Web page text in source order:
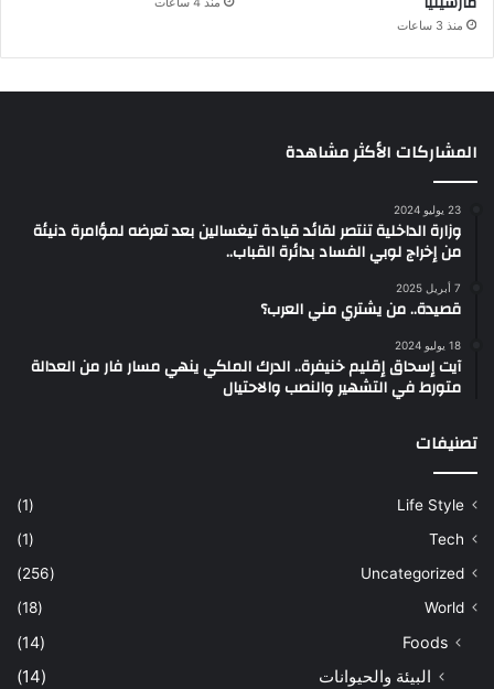
منذ 3 ساعات
المشاركات الأكثر مشاهدة
23 يوليو 2024
وزارة الداخلية تنتصر لقائد قيادة تيغسالين بعد تعرضه لمؤامرة دنيئة
من إخراج لوبي الفساد بدائرة القباب..
7 أبريل 2025
قصيدة.. من يشتري مني العرب؟
18 يوليو 2024
آيت إسحاق إقليم خنيفرة.. الدرك الملكي ينهي مسار فار من العدالة
متورط في التشهير والنصب والاحتيال
تصنيفات
Life Style
(1)
Tech
(1)
Uncategorized
(256)
World
(18)
Foods
(14)
البيئة والحيوانات (14)